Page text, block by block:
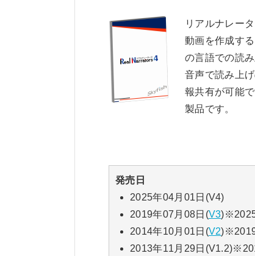
リアルナレー
動画を作成す
の言語での読
音声で読み上
報共有が可能
製品です。
発売日
2025年04月01日(V4)
2019年07月08日(V3)※2025
2014年10月01日(V2)※2019
2013年11月29日